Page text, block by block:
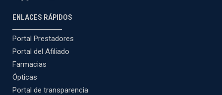
ENLACES RÁPIDOS
Portal Prestadores
Portal del Afiliado
Farmacias
Ópticas
Portal de transparencia